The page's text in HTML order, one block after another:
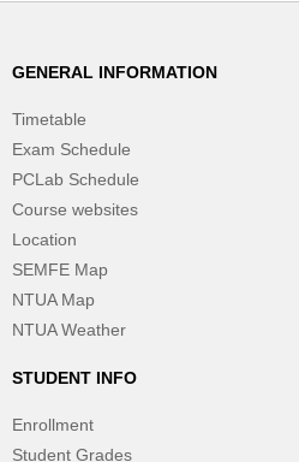
GENERAL INFORMATION
Timetable
Exam Schedule
PCLab Schedule
Course websites
Location
SEMFE Map
NTUA Map
NTUA Weather
STUDENT INFO
Enrollment
Student Grades